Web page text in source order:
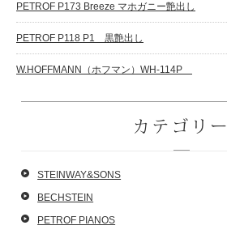
PETROF P173 Breeze マホガニー艶出し
PETROF P118 P1 黒艶出し
W.HOFFMANN（ホフマン）WH-114P
カテゴリー
STEINWAY&SONS
BECHSTEIN
PETROF PIANOS